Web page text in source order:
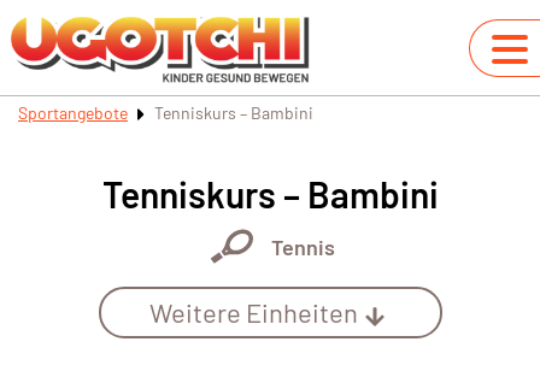
Sportangebote Tenniskurs – Bambini
Tenniskurs – Bambini
Tennis
Weitere Einheiten